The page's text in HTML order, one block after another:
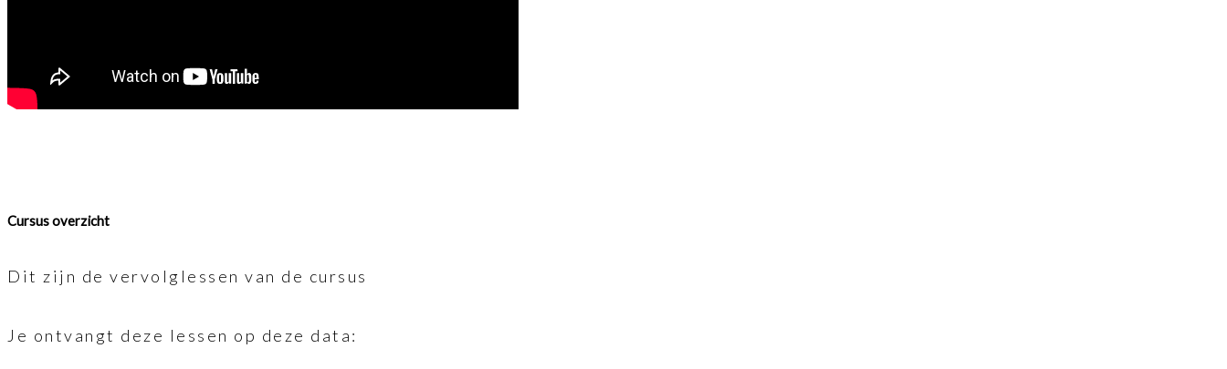
Cursus overzicht
Dit zijn de vervolglessen van de cursus
Je ontvangt deze lessen op deze data: